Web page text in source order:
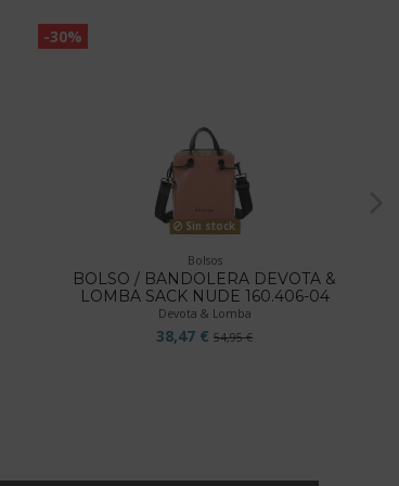
-30%
Sin stock
Bolsos
BOLSO / BANDOLERA DEVOTA &
LOMBA SACK NUDE 160.406-04
Devota & Lomba
38,47 €54,95 €